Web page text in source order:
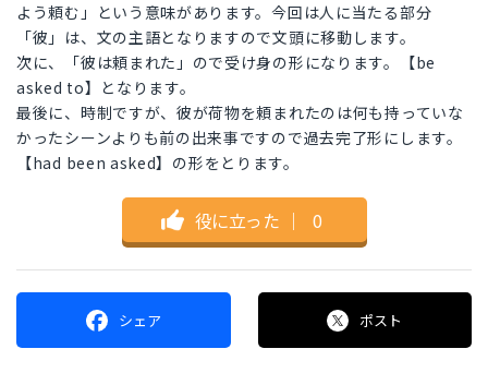
よう頼む」という意味があります。今回は人に当たる部分
「彼」は、文の主語となりますので文頭に移動します。
次に、「彼は頼まれた」ので受け身の形になります。【be
asked to】となります。
最後に、時制ですが、彼が荷物を頼まれたのは何も持っていな
かったシーンよりも前の出来事ですので過去完了形にします。
【had been asked】の形をとります。
役に立った ｜ 0
シェア ポスト